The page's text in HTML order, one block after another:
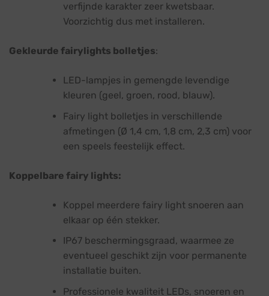
verfijnde karakter zeer kwetsbaar.
Voorzichtig dus met installeren.
Gekleurde fairylights bolletjes:
LED-lampjes in gemengde levendige
kleuren (geel, groen, rood, blauw).
Fairy light bolletjes in verschillende
afmetingen (Ø 1,4 cm, 1,8 cm, 2,3 cm) voor
een speels feestelijk effect.
Koppelbare fairy lights:
Koppel meerdere fairy light snoeren aan
elkaar op één stekker.
IP67 beschermingsgraad, waarmee ze
eventueel geschikt zijn voor permanente
installatie buiten.
Professionele kwaliteit LEDs, snoeren en